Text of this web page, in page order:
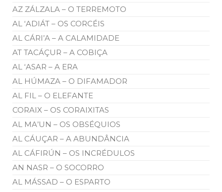
AZ ZÁLZALA – O TERREMOTO
AL ‘ADIÁT – OS CORCÉIS
AL CÁRI’A – A CALAMIDADE
AT TACÁÇUR – A COBIÇA
AL ‘ASAR – A ERA
AL HÚMAZA – O DIFAMADOR
AL FIL – O ELEFANTE
CORAIX – OS CORAIXITAS
AL MA’UN – OS OBSÉQUIOS
AL CÁUÇAR – A ABUNDÂNCIA
AL CÁFIRÚN – OS INCRÉDULOS
AN NASR – O SOCORRO
AL MÁSSAD – O ESPARTO